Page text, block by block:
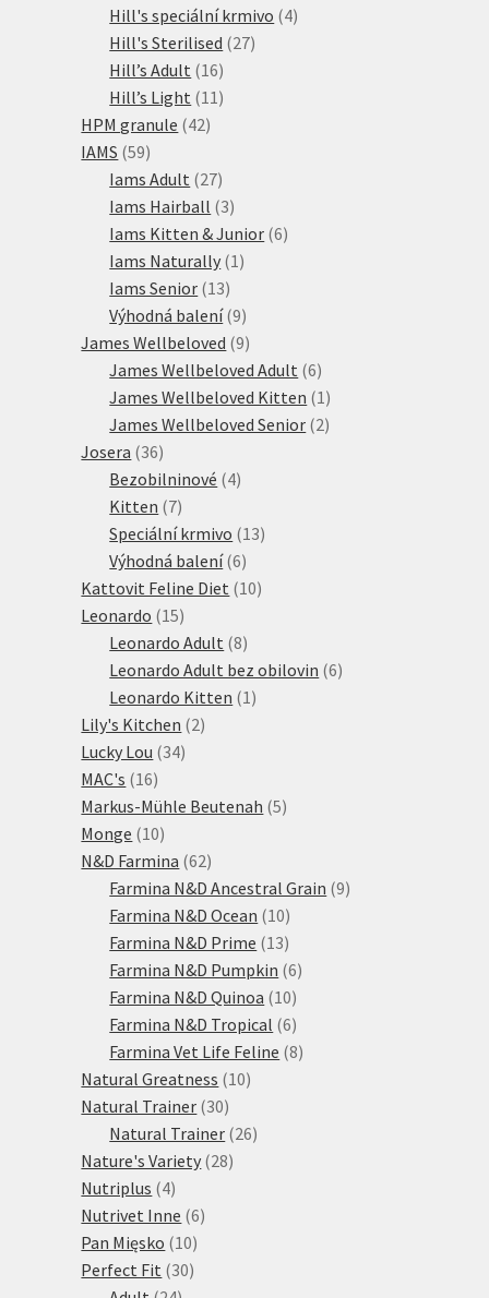
produktů
Hill's speciální krmivo 44
Hill's Sterilised 2727
Hill’s Adult 1616
produktů
Hill’s Light 11 11
HPM granule 4242
IAMS 5959
produktů
Iams Adult 2727
produktů
Iams Hairball 33
produkty
Iams Kitten & Junior 66
Iams Naturally 1 1
Iams Senior 1313
produktů
Výhodná balení 99
produktů
James Wellbeloved 99
produktů
James Wellbeloved Adult 66
produktů
James Wellbeloved Kitten 1 1
produkt
James Wellbeloved Senior 22
Josera 3636
produktů
Bezobilninové 44
Kitten 77
produktů
Speciální krmivo 1313
Výhodná balení 66
produktů
Kattovit Feline Diet 1010
Leonardo 1515
produktů
Leonardo Adult 88
produktů
Leonardo Adult bez obilovin 66
Leonardo Kitten 1 1
Lily's Kitchen 22
Lucky Lou 3434
MAC's 1616
produktů
Markus-Mühle Beutenah 55
Monge 1010
produktů
N&D Farmina 6262
produktů
Farmina N&D Ancestral Grain 99
Farmina N&D Ocean 1010
produktů
Farmina N&D Prime 1313
produktů
Farmina N&D Pumpkin 66
Farmina N&D Quinoa 1010
produktů
Farmina N&D Tropical 66
produktů
Farmina Vet Life Feline 88
Natural Greatness 1010
Natural Trainer 3030
produktů
Natural Trainer 2626
Nature's Variety 2828
Nutriplus 44
produkty
Nutrivet Inne 66
Pan Mięsko 1010
produktů
Perfect Fit 3030